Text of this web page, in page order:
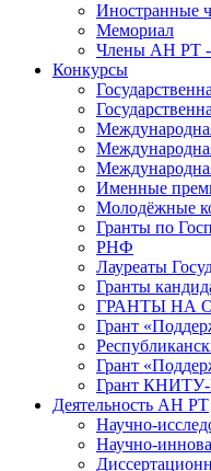
Иностранные
Мемориал
Члены АН РТ -
Конкурсы
Именные
Молодёжные
Гранты по
РНФ
Лауреаты
Гранты
ГРАНТЫ НА
Грант
Грант
Грант КНИТУ-
Деятельность АН РТ
Научно-
Научно-